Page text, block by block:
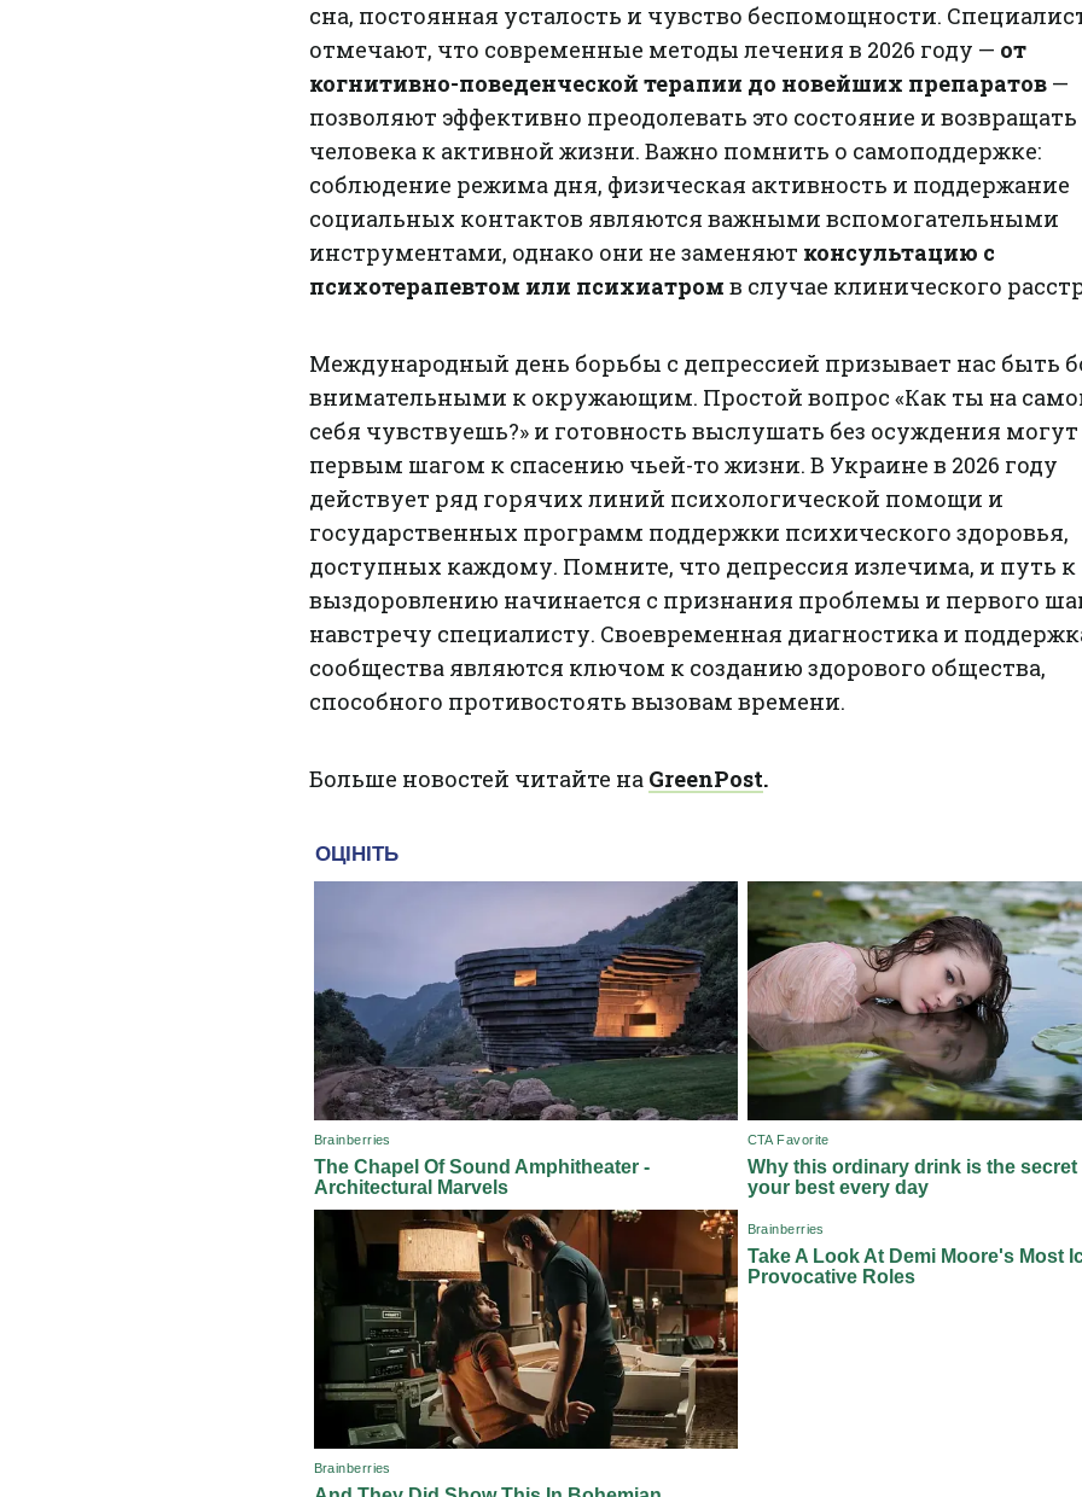
сна, постоянная усталость и чувство беспомощности.
отмечают, что современные методы лечения в 2026 году — от
когнитивно-поведенческой терапии до новейших препаратов —
позволяют эффективно преодолевать это состояние и возвращать
человека к активной жизни. Важно помнить о самоподдержке:
соблюдение режима дня, физическая активность и поддержание
социальных контактов являются важными вспомогательными
инструментами, однако они не заменяют консультацию с
психотерапевтом или психиатром в случае клинического
Международный день борьбы с депрессией призывает нас быть
внимательными к окружающим. Простой вопрос «Как ты на
себя чувствуешь?» и готовность выслушать без осуждения могут
первым шагом к спасению чьей-то жизни. В Украине в 2026 году
действует ряд горячих линий психологической помощи и
государственных программ поддержки психического здоровья,
доступных каждому. Помните, что депрессия излечима, и путь к
выздоровлению начинается с признания проблемы и первого
навстречу специалисту. Своевременная диагностика и
сообщества являются ключом к созданию здорового общества,
способного противостоять вызовам времени.
Больше новостей читайте на GreenPost.